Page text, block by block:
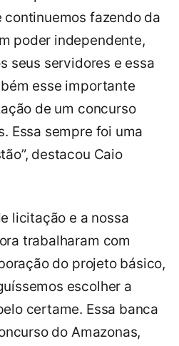
fazendo da
poder independente,
seus servidores e essa
esse importante
de um concurso
Essa sempre foi uma
destacou Caio
licitação e a nossa
trabalharam com
do projeto básico,
escolher a
certame. Essa banca
do Amazonas,